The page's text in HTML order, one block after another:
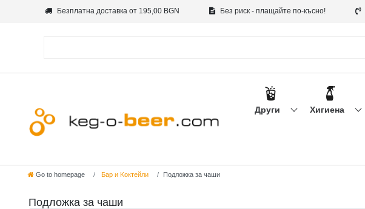
Безплатна доставка от 195,00 BGN Без риск - плащайте по-късно!
Други Хигиена
Go to homepage Бар и Kоктейли Подложка за чаши
Подложка за чаши